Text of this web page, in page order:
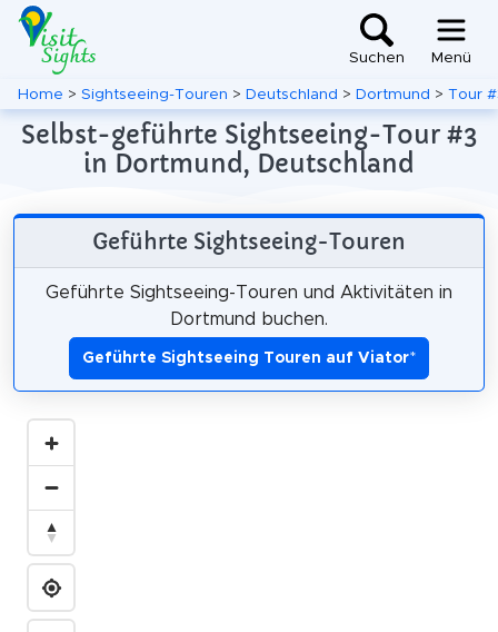
Suchen Menü
Home > Sightseeing-Touren > Deutschland > Dortmund > Tour
Selbst-geführte Sightseeing-Tour #3
in Dortmund, Deutschland
Geführte Sightseeing-Touren
Geführte Sightseeing-Touren und Aktivitäten in
Dortmund buchen.
Geführte Sightseeing Touren auf Viator*